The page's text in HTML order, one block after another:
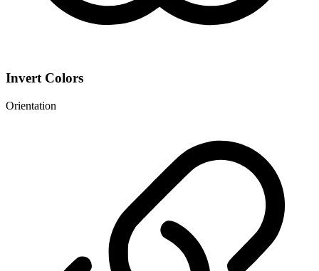
Invert Colors
Orientation